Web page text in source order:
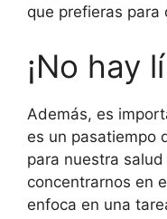
que prefieras para
¡No hay lí
Además, es
es un pasatiempo
para nuestra
concentrarnos en
enfoca en una